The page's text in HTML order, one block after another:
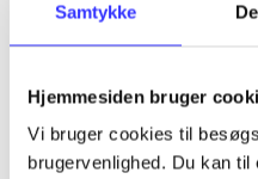
Samtykke
Hjemmesiden bruger
Vi bruger cookies til
brugervenlighed. Du kan
Artiklen er en del af
lorem ipsum
Artiklerne i handler ofte